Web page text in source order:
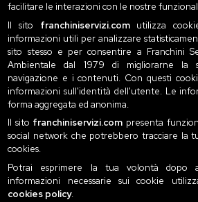
facilitare le interazioni con le nostre
Il sito franchiniservizi.comutilizza
informazioni utili per analizzare
sito stesso e per consentire a Franchini
Ambientale dal 1979 di migliorarne la
navigazione e i contenuti. Con questi
informazioni sull'identità dell'utente. Le
forma aggregata ed anonima.
Il sito franchiniservizi.com presenta
social network che potrebbero tracciare la
cookies.
Potrai esprimere la tua volontà dopo
informazioni necessarie sui cookie
cookies policy.